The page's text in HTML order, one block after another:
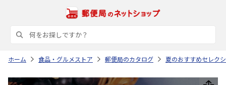
ホーム 食品・グルメストア 郵便局のカタログ 夏のおすすめセレク